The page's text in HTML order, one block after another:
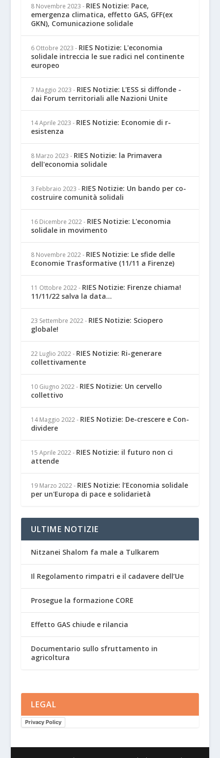
8 Novembre 2023 - RIES Notizie: Pace,
emergenza climatica, effetto GAS, GFF(ex
GKN), Comunicazione solidale
6 Ottobre 2023 - RIES Notizie: L'economia
solidale intreccia le sue radici nel continente
europeo
7 Maggio 2023 - RIES Notizie: L'ESS si diffonde -
dai Forum territoriali alle Nazioni Unite
14 Aprile 2023 - RIES Notizie: Economie di r-
esistenza
8 Marzo 2023 - RIES Notizie: la Primavera
dell'economia solidale
3 Febbraio 2023 - RIES Notizie: Un bando per co-
costruire comunità solidali
16 Dicembre 2022 - RIES Notizie: L'economia
solidale in movimento
8 Novembre 2022 - RIES Notizie: Le sfide delle
Economie Trasformative (11/11 a Firenze)
11 Ottobre 2022 - RIES Notizie: Firenze chiama!
11/11/22 salva la data...
23 Settembre 2022 - RIES Notizie: Sciopero
globale!
22 Luglio 2022 - RIES Notizie: Ri-generare
collettivamente
10 Giugno 2022 - RIES Notizie: Un cervello
collettivo
14 Maggio 2022 - RIES Notizie: De-crescere e Con-
dividere
15 Aprile 2022 - RIES Notizie: il futuro non ci
attende
19 Marzo 2022 - RIES Notizie: l’Economia solidale
per un'Europa di pace e solidarietà
ULTIME NOTIZIE
Nitzanei Shalom fa male a Tulkarem
Il Regolamento rimpatri e il cadavere dell’Ue
Prosegue la formazione CORE
Effetto GAS chiude e rilancia
Documentario sullo sfruttamento in
agricoltura
LEGAL
Privacy Policy